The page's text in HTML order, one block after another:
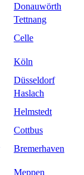
Donauwörth
Tettnang
Celle
Köln
Düsseldorf
Haslach
Helmstedt
Cottbus
Bremerhaven
Meppen